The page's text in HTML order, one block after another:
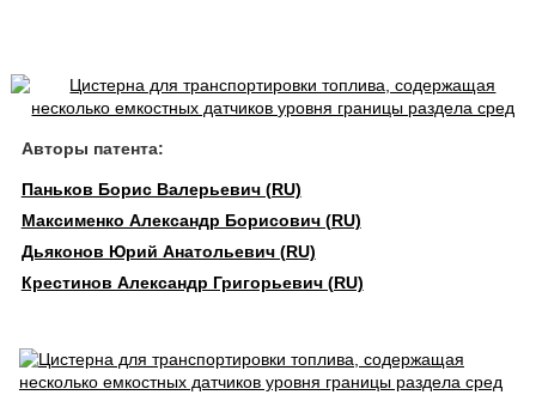
Авторы патента:
Паньков Борис Валерьевич (RU)
Максименко Александр Борисович (RU)
Дьяконов Юрий Анатольевич (RU)
Крестинов Александр Григорьевич (RU)